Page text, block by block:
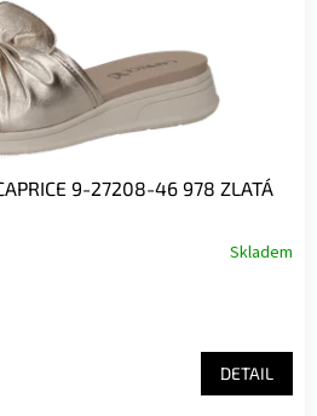
9-27208-46 978 ZLATÁ
Skladem
DETAIL